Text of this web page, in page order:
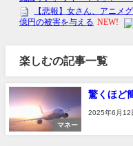
楽しむの記事一覧
マネー
驚くほど
2025年6月12